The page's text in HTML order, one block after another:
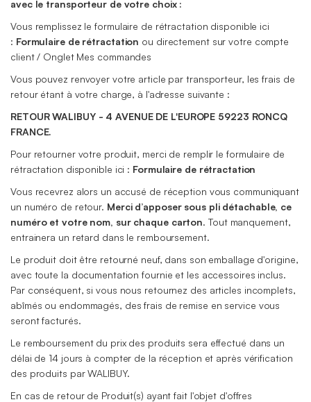
avec le transporteur de votre choix :
Vous remplissez le formulaire de rétractation disponible ici
: Formulaire de rétractation ou directement sur votre compte
client / Onglet Mes commandes
Vous pouvez renvoyer votre article par transporteur, les frais de
retour étant à votre charge, à l'adresse suivante :
RETOUR WALIBUY - 4 AVENUE DE L'EUROPE 59223 RONCQ
FRANCE.
Pour retourner votre produit, merci de remplir le formulaire de
rétractation disponible ici : Formulaire de rétractation
Vous recevrez alors un accusé de réception vous communiquant
un numéro de retour. Merci d’apposer sous pli détachable, ce
numéro et votre nom, sur chaque carton. Tout manquement,
entrainera un retard dans le remboursement.
Le produit doit être retourné neuf, dans son emballage d'origine,
avec toute la documentation fournie et les accessoires inclus.
Par conséquent, si vous nous retournez des articles incomplets,
abîmés ou endommagés, des frais de remise en service vous
seront facturés.
Le remboursement du prix des produits sera effectué dans un
délai de 14 jours à compter de la réception et après vérification
des produits par WALIBUY.
En cas de retour de Produit(s) ayant fait l'objet d'offres